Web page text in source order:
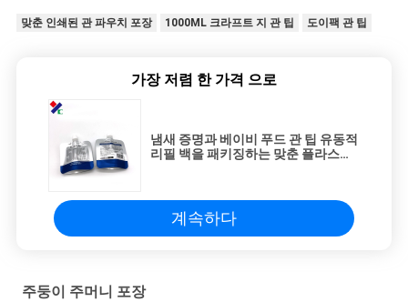
맞춘 인쇄된 관 파우치 포장 1000ML 크라프트 지 관 팁 도이팩 관 팁
가장 저렴 한 가격 으로
냄새 증명과 베이비 푸드 관 팁 유동적
리필 백을 패키징하는 맞춘 플라스틱
계속하다
주둥이 주머니 포장